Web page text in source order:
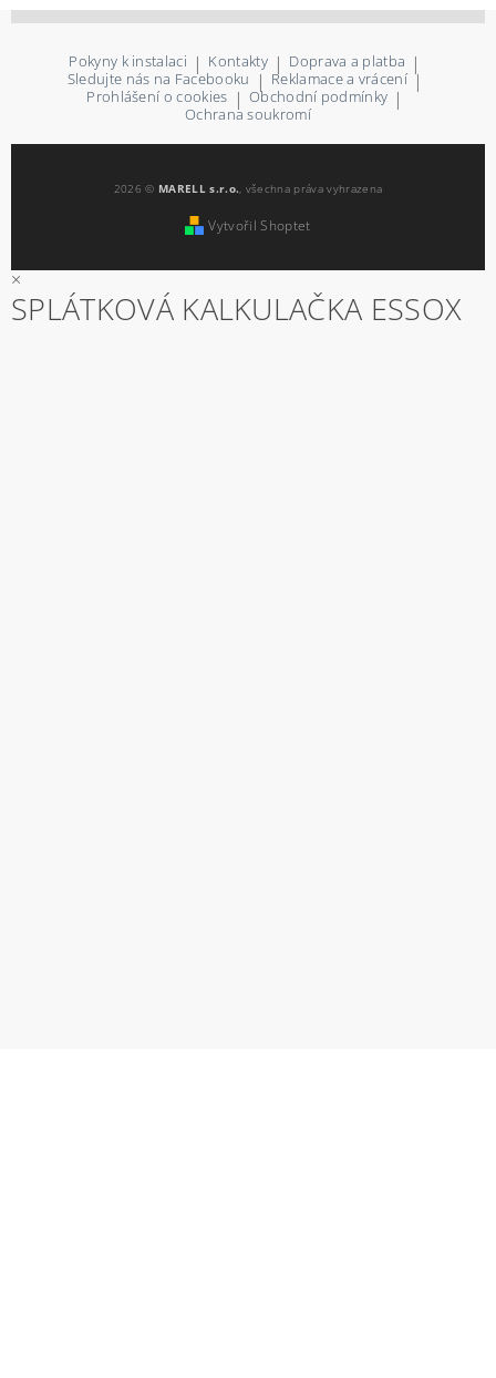
Pokyny k instalaci | Kontakty | Doprava a platba |
Sledujte nás na Facebooku | Reklamace a vrácení |
Prohlášení o cookies | Obchodní podmínky |
Ochrana soukromí
2026 © MARELL s.r.o., všechna práva vyhrazena
Vytvořil Shoptet
×
SPLÁTKOVÁ KALKULAČKA ESSOX